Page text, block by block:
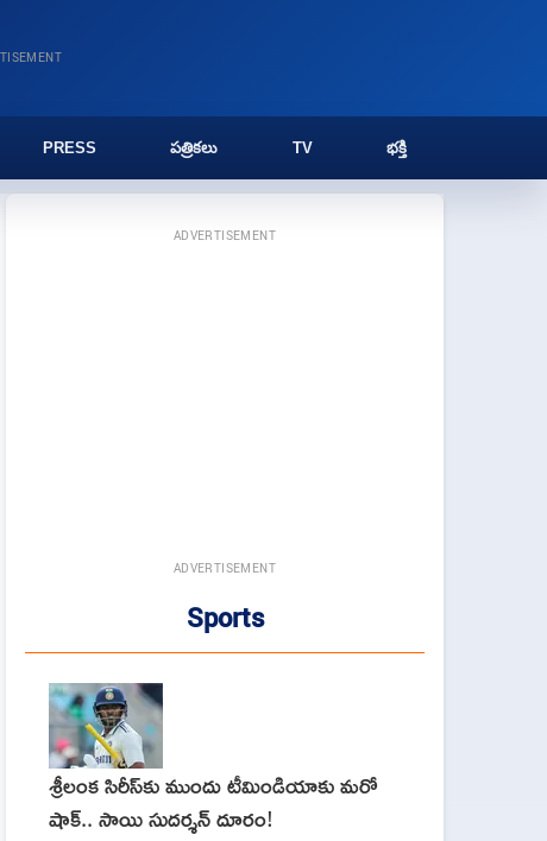
PRESS పత్రికలు TV భక్తి
ADVERTISEMENT
ADVERTISEMENT
Sports
శ్రీలంక సిరీస్‌కు ముందు టీమిండియాకు మరో
షాక్‌.. సాయి సుదర్శన్‌ దూరం!